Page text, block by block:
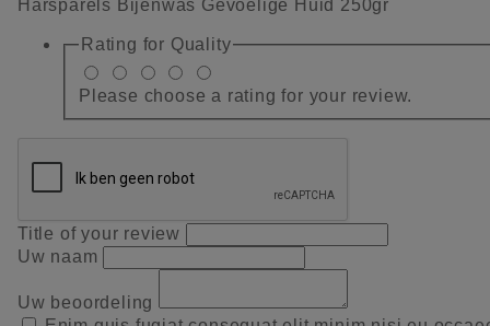
Harsparels Bijenwas Gevoelige Huid 250gr
Rating for Quality
Please choose a rating for your review.
Title of your review
Uw naam
Uw beoordeling